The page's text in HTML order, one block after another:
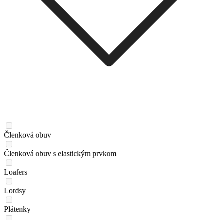
Členková obuv
Členková obuv s elastickým prvkom
Loafers
Lordsy
Plátenky